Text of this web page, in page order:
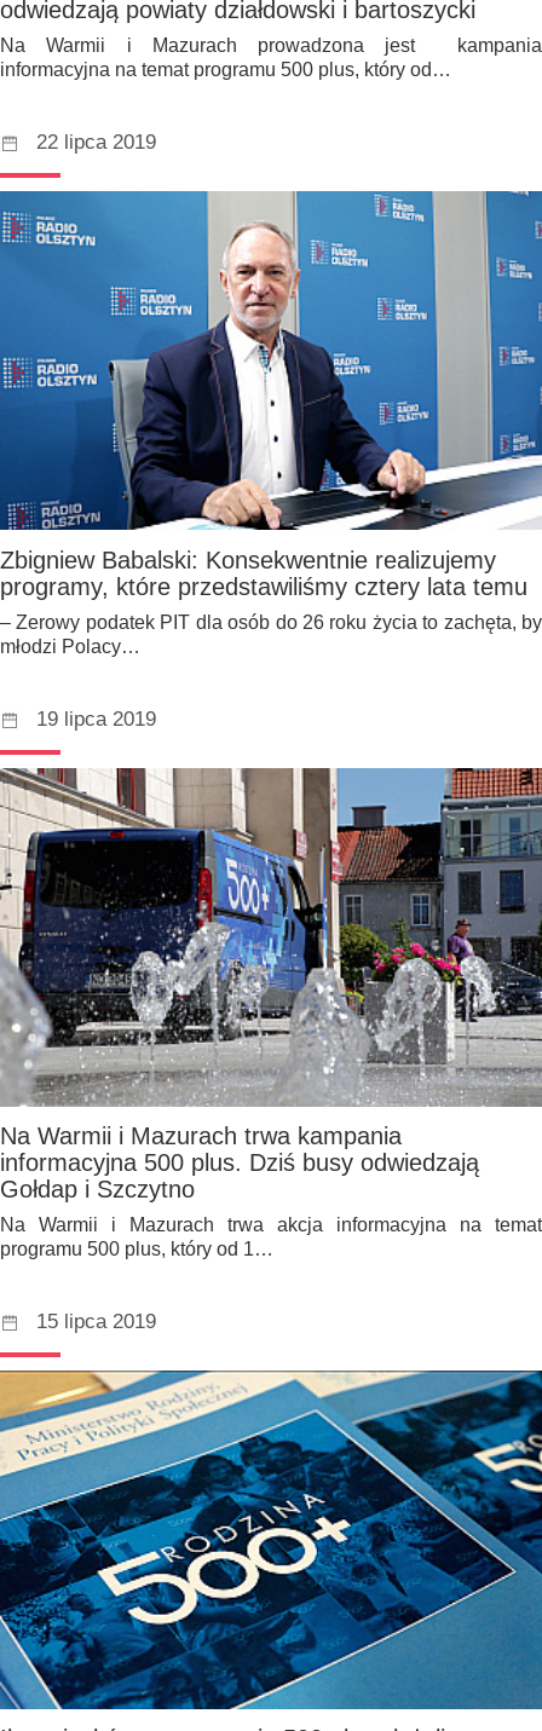
odwiedzają powiaty działdowski i bartoszycki
Na Warmii i Mazurach prowadzona jest kampania
informacyjna na temat programu 500 plus, który od…
22 lipca 2019
Zbigniew Babalski: Konsekwentnie realizujemy
programy, które przedstawiliśmy cztery lata temu
– Zerowy podatek PIT dla osób do 26 roku życia to zachęta, by
młodzi Polacy…
19 lipca 2019
Na Warmii i Mazurach trwa kampania
informacyjna 500 plus. Dziś busy odwiedzają
Gołdap i Szczytno
Na Warmii i Mazurach trwa akcja informacyjna na temat
programu 500 plus, który od 1…
15 lipca 2019